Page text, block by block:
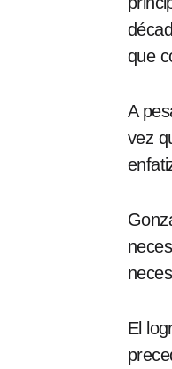
que
A
vez
El